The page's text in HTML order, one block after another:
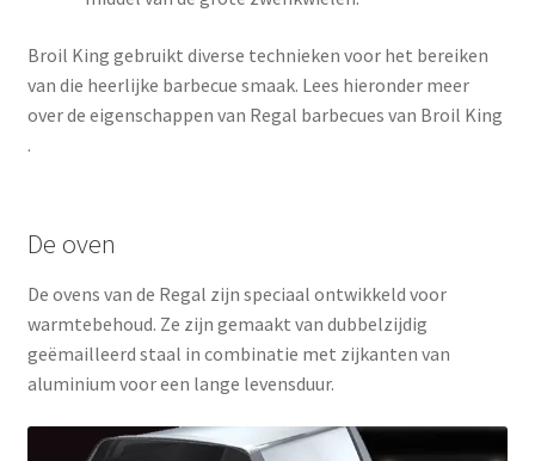
Broil King gebruikt diverse technieken voor het bereiken
van die heerlijke barbecue smaak. Lees hieronder meer
over de eigenschappen van Regal barbecues van Broil King
.
De oven
De ovens van de Regal zijn speciaal ontwikkeld voor
warmtebehoud. Ze zijn gemaakt van dubbelzijdig
geëmailleerd staal in combinatie met zijkanten van
aluminium voor een lange levensduur.